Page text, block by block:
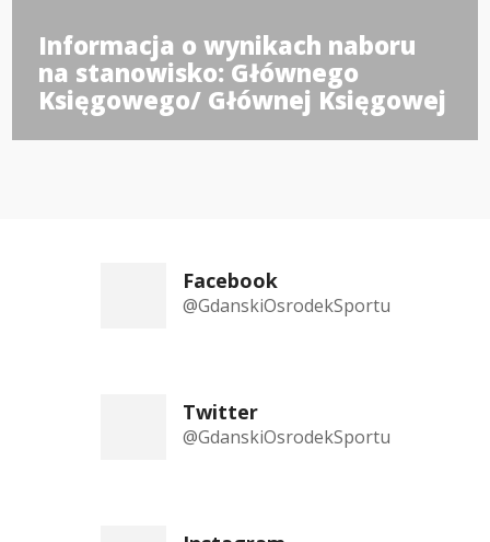
Informacja o wynikach naboru
na stanowisko: Głównego
Księgowego/ Głównej Księgowej
Facebook
@GdanskiOsrodekSportu
Twitter
@GdanskiOsrodekSportu